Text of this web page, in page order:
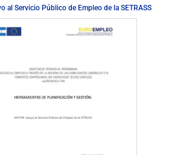
al Servicio Público de Empleo de la SETRASS
Descargar documento